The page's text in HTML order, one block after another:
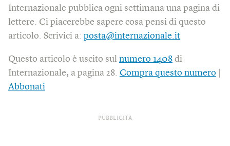
Internazionale pubblica ogni settimana una pagina di
lettere. Ci piacerebbe sapere cosa pensi di questo
articolo. Scrivici a: posta@internazionale.it
Questo articolo è uscito sul numero 1408 di
Internazionale, a pagina 28. Compra questo numero
Abbonati
PUBBLICITÀ